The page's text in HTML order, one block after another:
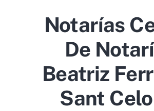
Notarías
De
Beatriz
Sant